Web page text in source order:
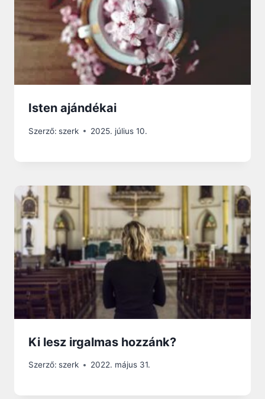
Isten ajándékai
Szerző: szerk 2025. július 10.
Ki lesz irgalmas hozzánk?
Szerző: szerk 2022. május 31.